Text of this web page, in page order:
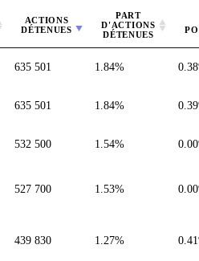
ACTIONS
DÉTENUES
PART
D'ACTIONS
DÉTENUES
635 501 1.84%
635 501 1.84%
532 500 1.54%
527 700 1.53%
439 830 1.27%